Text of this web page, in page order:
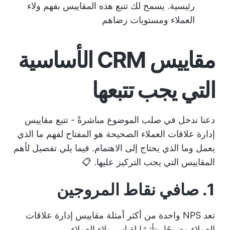
رئيسية. يسمح لك تتبع هذه المقاييس بفهم ولاء
العملاء ومستويات رضاهم
مقاييس CRM الأساسية
التي يجب تتبعها
دعنا ندخل في صلب الموضوع مباشرةً - تتبع مقاييس
إدارة علاقات العملاء الصحيحة هو المفتاح لفهم ما الذي
يعمل وما الذي يحتاج إلى الاهتمام. فيما يلي تفصيل لأهم
المقاييس التي يجب التركيز عليها. 📋
1. صافي نقاط المروجين
تعد NPS واحدة من أكثر أمثلة مقاييس إدارة علاقات